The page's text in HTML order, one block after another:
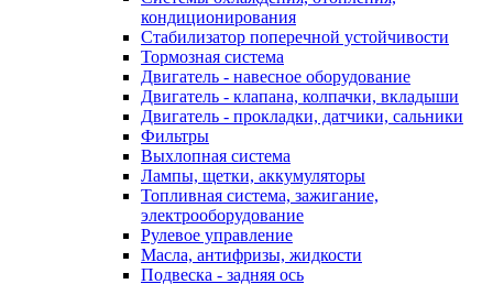
кондиционирования
Стабилизатор поперечной устойчивости
Тормозная система
Двигатель - навесное оборудование
Двигатель - клапана, колпачки, вкладыши
Двигатель - прокладки, датчики, сальники
Фильтры
Выхлопная система
Лампы, щетки, аккумуляторы
Топливная система, зажигание,
электрооборудование
Рулевое управление
Масла, антифризы, жидкости
Подвеска - задняя ось